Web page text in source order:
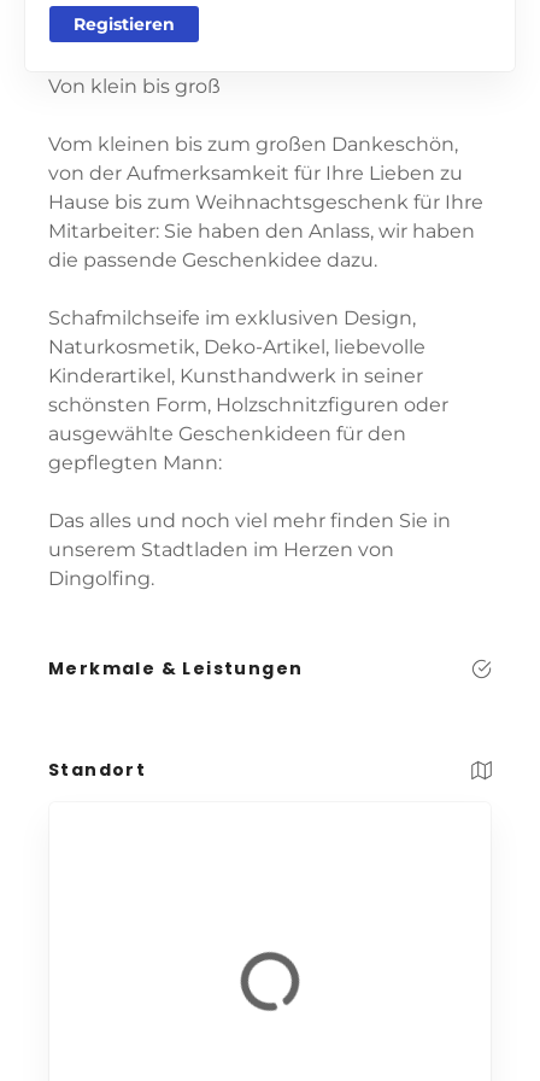
Registieren
Von klein bis groß
Vom kleinen bis zum großen Dankeschön,
von der Aufmerksamkeit für Ihre Lieben zu
Hause bis zum Weihnachtsgeschenk für Ihre
Mitarbeiter: Sie haben den Anlass, wir haben
die passende Geschenkidee dazu.
Schafmilchseife im exklusiven Design,
Naturkosmetik, Deko-Artikel, liebevolle
Kinderartikel, Kunsthandwerk in seiner
schönsten Form, Holzschnitzfiguren oder
ausgewählte Geschenkideen für den
gepflegten Mann:
Das alles und noch viel mehr finden Sie in
unserem Stadtladen im Herzen von
Dingolfing.
Merkmale & Leistungen
Standort